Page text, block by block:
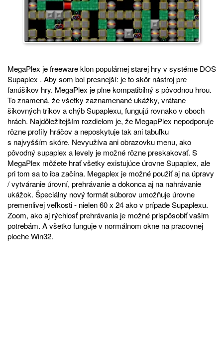
MegaPlex je freeware klon populárnej starej hry v systéme DOS
Supaplex . Aby som bol presnejší: je to skôr nástroj pre
fanúšikov hry. MegaPlex je plne kompatibilný s pôvodnou hrou.
To znamená, že všetky zaznamenané ukážky, vrátane
šikovných trikov a chýb Supaplexu, fungujú rovnako v oboch
hrách. Najdôležitejším rozdielom je, že MegapPlex nepodporuje
rôzne profily hráčov a neposkytuje tak ani tabuľku
s najvyšším skóre. Nevyužíva ani obrazovku menu, ako
pôvodný supaplex a levely je možné rôzne preskakovať. S
MegaPlex môžete hrať všetky existujúce úrovne Supaplex, ale
pri tom sa to iba začína. Megaplex je možné použiť aj na úpravy
/ vytváranie úrovní, prehrávanie a dokonca aj na nahrávanie
ukážok. Špeciálny nový formát súborov umožňuje úrovne
premenlivej veľkosti - nielen 60 x 24 ako v prípade Supaplexu.
Zoom, ako aj rýchlosť prehrávania je možné prispôsobiť vašim
potrebám. A všetko funguje v normálnom okne na pracovnej
ploche Win32.